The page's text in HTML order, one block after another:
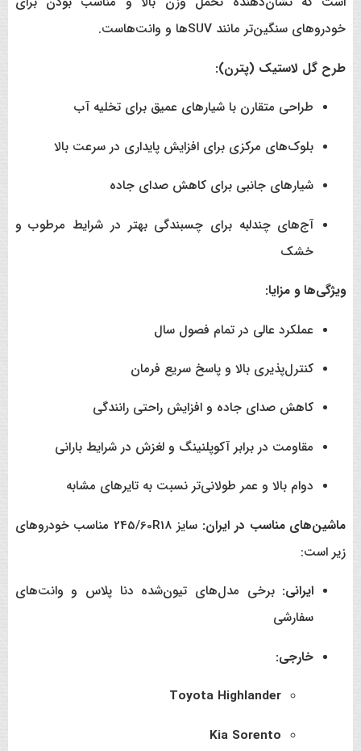
خودروهای سنگین‌تر مانند SUVها و وانت‌هاست.
طرح گل لاستیک (پترن):
طراحی متقارن با شیارهای عمیق برای تخلیه آب
بلوک‌های مرکزی برای افزایش پایداری در سرعت بالا
شیارهای جانبی برای کاهش صدای جاده
آج‌های چندلبه برای چسبندگی بهتر در شرایط مرطوب و
خشک
ویژگی‌ها و مزایا:
عملکرد عالی در تمام فصول سال
کنترل‌پذیری بالا و پاسخ سریع فرمان
کاهش صدای جاده و افزایش راحتی رانندگی
مقاومت در برابر آکوپلنینگ و لغزش در شرایط بارانی
دوام بالا و عمر طولانی‌تر نسبت به تایرهای مشابه
ماشین‌های مناسب در ایران:
سایز 245/60R18 مناسب خودروهای
زیر است:
ایرانی: برخی مدل‌های تیون‌شده دنا پلاس و وانت‌های
سفارشی
خارجی:
Toyota Highlander
Kia Sorento